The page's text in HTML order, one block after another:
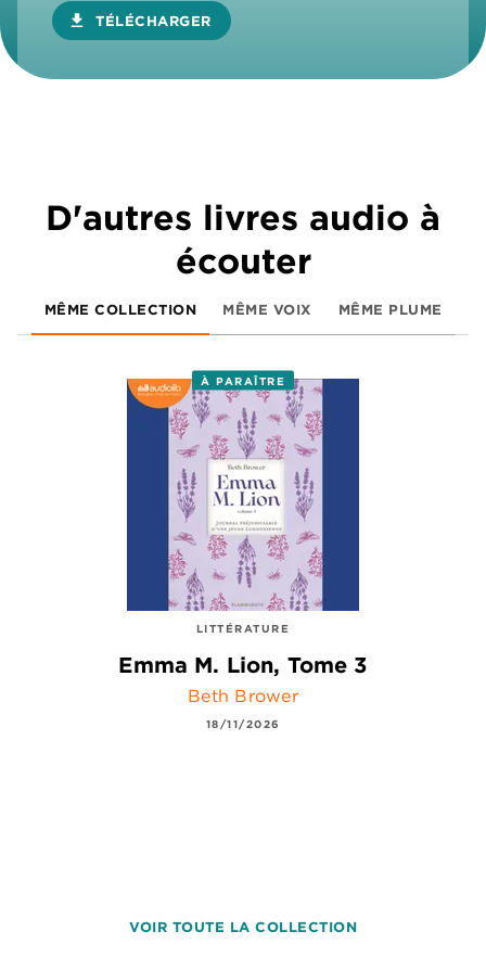
download TÉLÉCHARGER
D'autres livres audio à
écouter
MÊME COLLECTION MÊME VOIX MÊME PLUME
À PARAÎTRE
LITTÉRATURE
Emma M. Lion, Tome 3
Beth Brower
18/11/2026
VOIR TOUTE LA COLLECTION